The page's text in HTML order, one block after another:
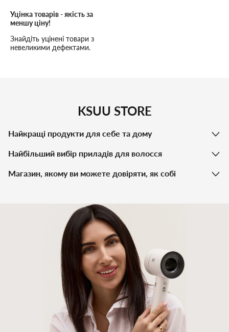
Уцінка товарів - якість за
меншу ціну!
Знайдіть уцінені товари з
невеликими дефектами.
KSUU STORE
Найкращі продукти для себе та дому
Найбільший вибір приладів для волосся
Магазин, якому ви можете довіряти, як собі